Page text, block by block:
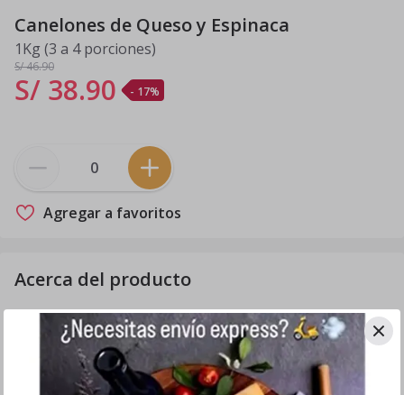
Canelones de Queso y Espinaca
1Kg (3 a 4 porciones)
S/ 46.90
S/ 38.90 - 17%
Agregar a favoritos
Acerca del producto
Nuestros canelones de queso y espinaca son intensos,
frescos y muy generosos. Son 8 canelones con
abundante relleno de espinacas salteadas, queso
parmesano y cremoso queso ricotta artesanal, una